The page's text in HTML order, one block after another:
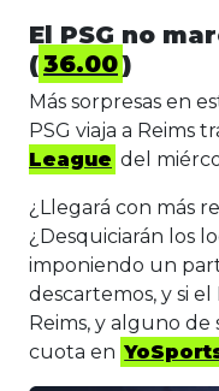
El PSG no
(36.00)
Más sorpresas en
PSG viaja a Reims
League del
¿Llegará con más
¿Desquiciarán los
imponiendo un
descartemos, y si
Reims, y alguno
cuota en